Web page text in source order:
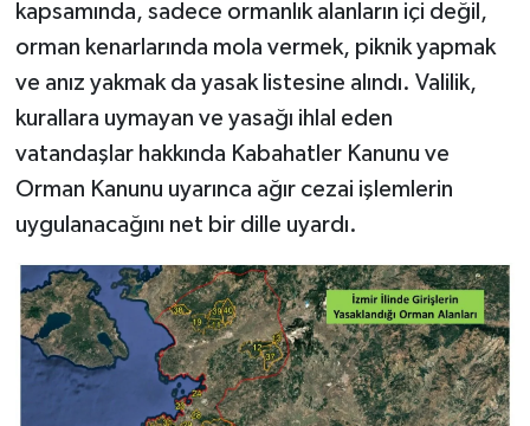
kapsamında, sadece ormanlık alanların içi değil,
orman kenarlarında mola vermek, piknik yapmak
ve anız yakmak da yasak listesine alındı. Valilik,
kurallara uymayan ve yasağı ihlal eden
vatandaşlar hakkında Kabahatler Kanunu ve
Orman Kanunu uyarınca ağır cezai işlemlerin
uygulanacağını net bir dille uyardı.